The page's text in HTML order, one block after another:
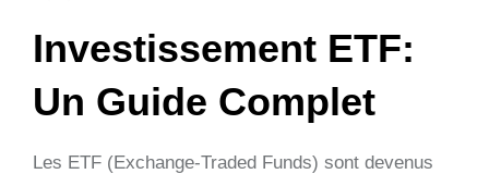
Investissement ETF:
Un Guide Complet
Les ETF (Exchange-Traded Funds) sont devenus